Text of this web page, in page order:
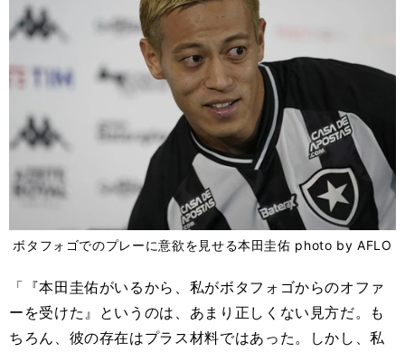
ボタフォゴでのプレーに意欲を見せる本田圭佑 photo by AFLO
「『本田圭佑がいるから、私がボタフォゴからのオファ
ーを受けた』というのは、あまり正しくない見方だ。も
ちろん、彼の存在はプラス材料ではあった。しかし、私